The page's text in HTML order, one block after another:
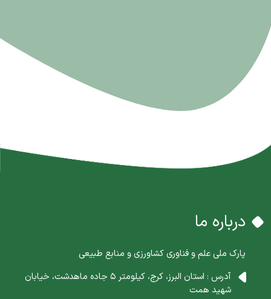
درباره ما
پارک ملی علم و فناوری کشاورزی و منابع طبیعی
آدرس : استان البرز، کرج، کیلومتر 5 جاده ماهدشت، خیابان
شهید همت